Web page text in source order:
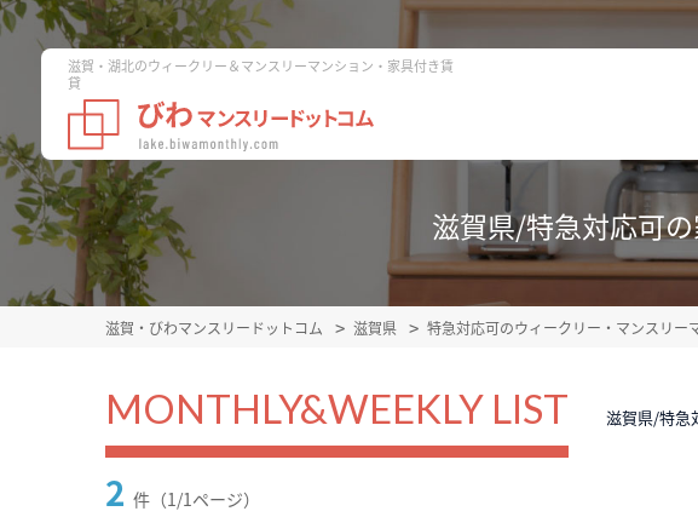
滋賀・湖北のウィークリー＆マンスリーマンション・家具付き賃
貸
滋賀県/特急対応可
滋賀・びわマンスリードットコム 滋賀県 特急対応可のウィークリー・マンスリー
MONTHLY&WEEKLY LIST 滋賀県/特急
2 件（1/1ページ）